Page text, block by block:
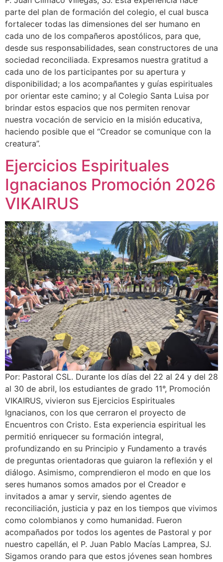
parte del plan de formación del colegio, el cual busca
fortalecer todas las dimensiones del ser humano en
cada uno de los compañeros apostólicos, para que,
desde sus responsabilidades, sean constructores de una
sociedad reconciliada. Expresamos nuestra gratitud a
cada uno de los participantes por su apertura y
disponibilidad; a los acompañantes y guías espirituales
por orientar este camino; y al Colegio Santa Luisa por
brindar estos espacios que nos permiten renovar
nuestra vocación de servicio en la misión educativa,
haciendo posible que el “Creador se comunique con la
creatura”.
Ejercicios Espirituales
Ignacianos Promoción 2026
VIKAIRUS
Por: Pastoral CSL. Durante los días del 22 al 24 y del 28
al 30 de abril, los estudiantes de grado 11°, Promoción
VIKAIRUS, vivieron sus Ejercicios Espirituales
Ignacianos, con los que cerraron el proyecto de
Encuentros con Cristo. Esta experiencia espiritual les
permitió enriquecer su formación integral,
profundizando en su Principio y Fundamento a través
de preguntas orientadoras que guiaron la reflexión y el
diálogo. Asimismo, comprendieron el modo en que los
seres humanos somos amados por el Creador e
invitados a amar y servir, siendo agentes de
reconciliación, justicia y paz en los tiempos que vivimos
como colombianos y como humanidad. Fueron
acompañados por todos los agentes de Pastoral y por
nuestro capellán, el P. Juan Pablo Macías Lamprea, SJ.
Sigamos orando para que estos jóvenes sean hombres